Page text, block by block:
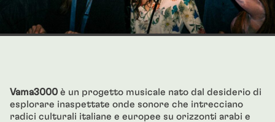
Vama3000 è un progetto musicale nato dal desiderio di
esplorare inaspettate onde sonore che intrecciano
radici culturali italiane e europee su orizzonti arabi e